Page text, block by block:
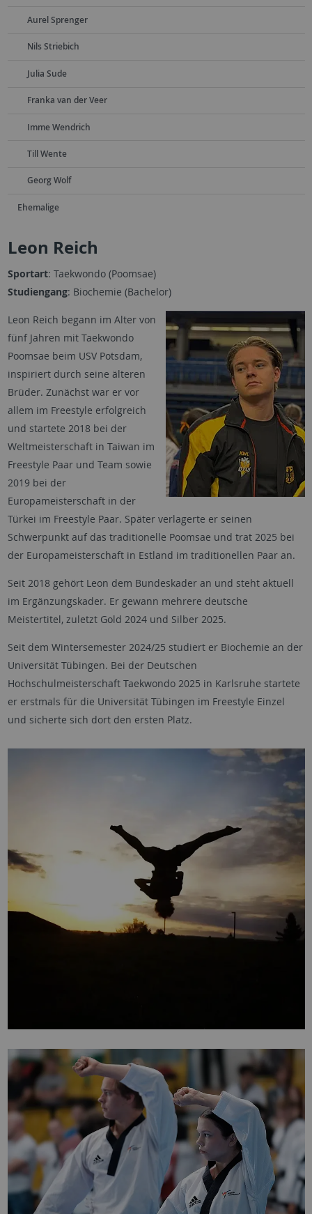
Aurel Sprenger
Nils Striebich
Julia Sude
Franka van der Veer
Imme Wendrich
Till Wente
Georg Wolf
Ehemalige
Leon Reich
Sportart: Taekwondo (Poomsae)
Studiengang: Biochemie (Bachelor)
Leon Reich begann im Alter von
fünf Jahren mit Taekwondo
Poomsae beim USV Potsdam,
inspiriert durch seine älteren
Brüder. Zunächst war er vor
allem im Freestyle erfolgreich
und startete 2018 bei der
Weltmeisterschaft in Taiwan im
Freestyle Paar und Team sowie
2019 bei der
Europameisterschaft in der
Türkei im Freestyle Paar. Später verlagerte er seinen
Schwerpunkt auf das traditionelle Poomsae und trat 2025 bei
der Europameisterschaft in Estland im traditionellen Paar an.
Seit 2018 gehört Leon dem Bundeskader an und steht aktuell
im Ergänzungskader. Er gewann mehrere deutsche
Meistertitel, zuletzt Gold 2024 und Silber 2025.
Seit dem Wintersemester 2024/25 studiert er Biochemie an der
Universität Tübingen. Bei der Deutschen
Hochschulmeisterschaft Taekwondo 2025 in Karlsruhe startete
er erstmals für die Universität Tübingen im Freestyle Einzel
und sicherte sich dort den ersten Platz.